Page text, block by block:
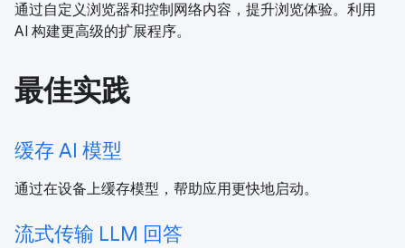
通过自定义浏览器和控制网络内容，提升浏览体验。利用
AI 构建更高级的扩展程序。
最佳实践
缓存 AI 模型
通过在设备上缓存模型，帮助应用更快地启动。
流式传输 LLM 回答